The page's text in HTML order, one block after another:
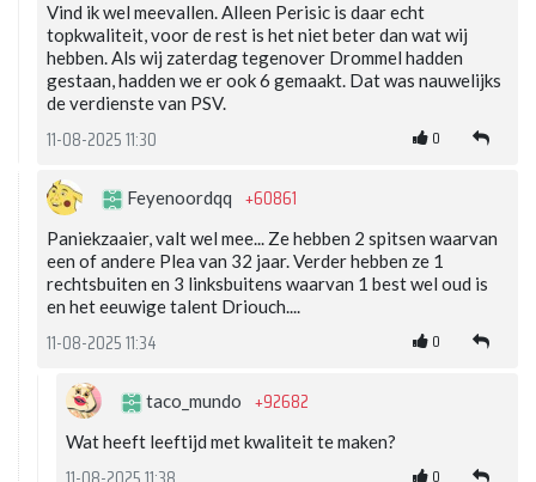
Vind ik wel meevallen. Alleen Perisic is daar echt
topkwaliteit, voor de rest is het niet beter dan wat wij
hebben. Als wij zaterdag tegenover Drommel hadden
gestaan, hadden we er ook 6 gemaakt. Dat was nauwelijks
de verdienste van PSV.
11-08-2025 11:30 0
Feyenoordqq +60861
Paniekzaaier, valt wel mee... Ze hebben 2 spitsen waarvan
een of andere Plea van 32 jaar. Verder hebben ze 1
rechtsbuiten en 3 linksbuitens waarvan 1 best wel oud is
en het eeuwige talent Driouch....
11-08-2025 11:34 0
taco_mundo +92682
Wat heeft leeftijd met kwaliteit te maken?
0